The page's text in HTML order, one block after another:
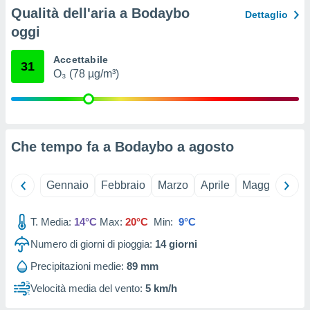
non
dei
simili
Qualità dell'aria a Bodaybo
oggi
Dettaglio
31 Accettabile
O₃ (78 µg/m³)
Che tempo fa a Bodaybo a agosto
Gennaio Febbraio Marzo Aprile Maggio
T. Media: 14°C Max: 20°C Min: 9°C
Numero di giorni di pioggia: 14giorni
Precipitazioni medie: 89 mm
Velocità media del vento: 5 km/h